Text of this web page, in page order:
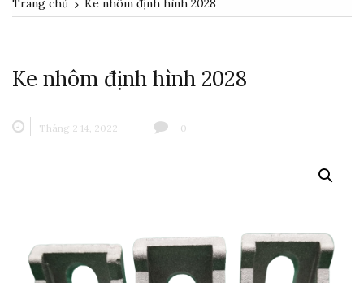
Ke nhôm định hình 2028
Tháng 2 14, 2022 0